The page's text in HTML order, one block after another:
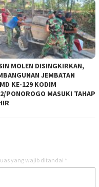
MOLEN DISINGKIRKAN,
JEMBATAN
KE-129 KODIM
PONOROGO MASUKI TAHAP
yang wajib ditandai *